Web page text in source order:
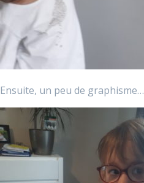
Ensuite, un peu de graphisme…